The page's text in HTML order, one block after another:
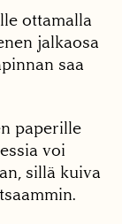
ottamalla
jalkaosa
saa
paperille
voi
sillä kuiva